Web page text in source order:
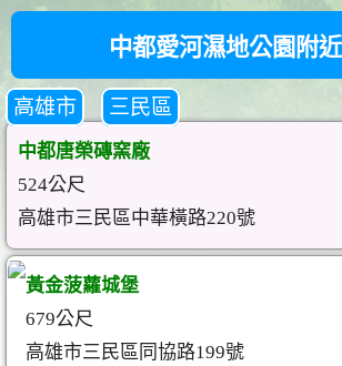
中都愛河濕地公園附
高雄市 三民區
中都唐榮磚窯廠
524公尺
高雄市三民區中華橫路220號
黃金菠蘿城堡
679公尺
高雄市三民區同協路199號